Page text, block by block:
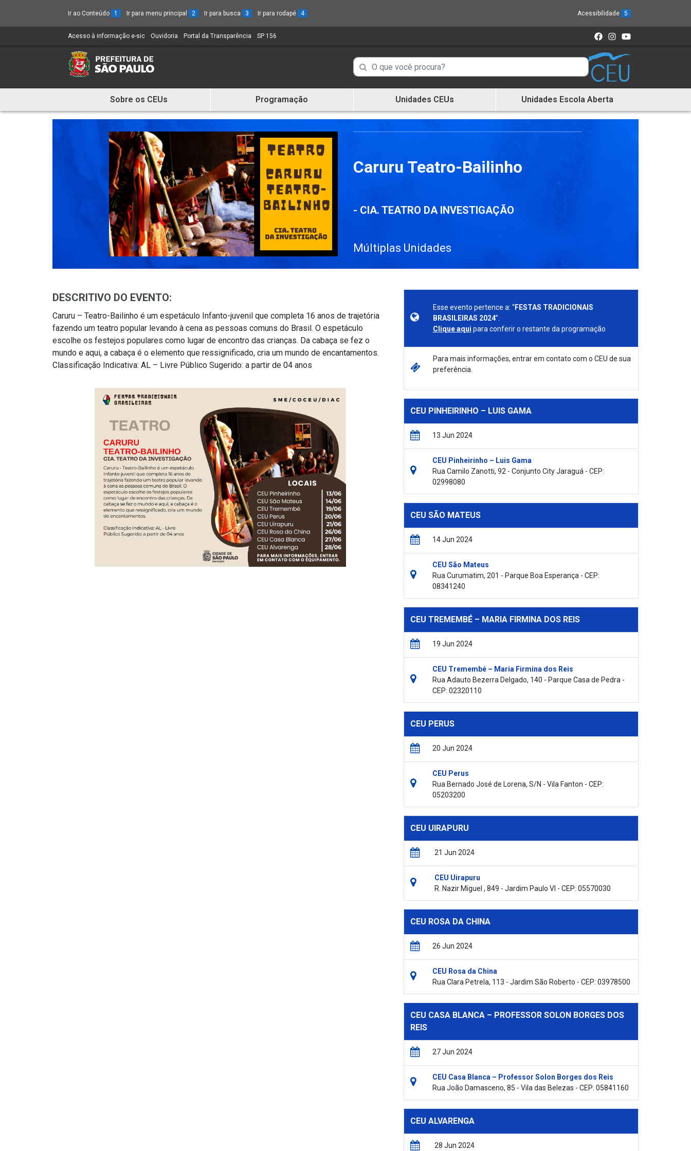
Ir ao Conteúdo 1 Ir para menu principal 2 Ir para busca 3 Ir para rodapé 4 Acessibilidade 5
Acesso à informação e-sic (Link
um
novo
Ouvidoria (Link
Portal da Transparência (Link
SP 156
Campo
de
de
Campo
de
Busca
informações
e
Sobre os CEUs Programação Unidades CEUs Unidades Escola Aberta
Caruru Teatro-Bailinho
- CIA. TEATRO DA INVESTIGAÇÃO
Múltiplas Unidades
DESCRITIVO DO EVENTO:
Caruru – Teatro-Bailinho é um espetáculo Infanto-juvenil que completa 16 anos de trajetória
fazendo um teatro popular levando à cena as pessoas comuns do Brasil. O espetáculo
escolhe os festejos populares como lugar de encontro das crianças. Da cabaça se fez o
mundo e aqui, a cabaça é o elemento que ressignificado, cria um mundo de encantamentos.
Classificação Indicativa: AL – Livre Público Sugerido: a partir de 04 anos
Esse evento pertence a: “FESTAS TRADICIONAIS
BRASILEIRAS 2024”.
Clique aqui para conferir o restante da programação
Para mais informações, entrar em contato com o CEU de sua
preferência.
CEU PINHEIRINHO – LUIS GAMA
13 Jun 2024
CEU Pinheirinho – Luis Gama
Rua Camilo Zanotti, 92 - Conjunto City Jaraguá - CEP:
02998080
CEU SÃO MATEUS
14 Jun 2024
CEU São Mateus
Rua Curumatim, 201 - Parque Boa Esperança - CEP:
08341240
CEU TREMEMBÉ – MARIA FIRMINA DOS REIS
19 Jun 2024
CEU Tremembé – Maria Firmina dos Reis
Rua Adauto Bezerra Delgado, 140 - Parque Casa de Pedra -
CEP: 02320110
CEU PERUS
20 Jun 2024
CEU Perus
Rua Bernado José de Lorena, S/N - Vila Fanton - CEP:
05203200
CEU UIRAPURU
21 Jun 2024
CEU Uirapuru
R. Nazir Miguel , 849 - Jardim Paulo VI - CEP: 05570030
CEU ROSA DA CHINA
26 Jun 2024
CEU Rosa da China
Rua Clara Petrela, 113 - Jardim São Roberto - CEP: 03978500
CEU CASA BLANCA – PROFESSOR SOLON BORGES DOS
REIS
27 Jun 2024
CEU Casa Blanca – Professor Solon Borges dos Reis
Rua João Damasceno, 85 - Vila das Belezas - CEP: 05841160
CEU ALVARENGA
28 Jun 2024